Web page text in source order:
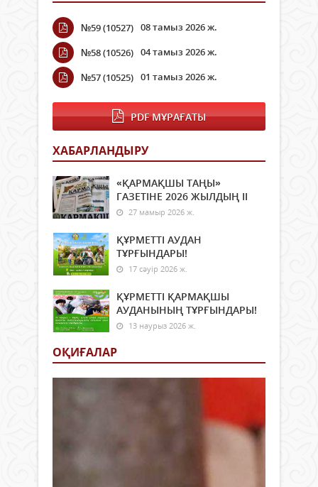
№59 (10527) 08 тамыз 2026 ж.
№58 (10526) 04 тамыз 2026 ж.
№57 (10525) 01 тамыз 2026 ж.
PDF МҰРАҒАТЫ
ХАБАРЛАНДЫРУ
«ҚАРМАҚШЫ ТАҢЫ»
ГАЗЕТІНЕ 2026 ЖЫЛДЫҢ ІI
27 мамыр 2026 ж.
ҚҰРМЕТТІ АУДАН
ТҰРҒЫНДАРЫ!
17 сәуір 2026 ж.
ҚҰРМЕТТІ ҚАРМАҚШЫ
АУДАНЫНЫҢ ТҰРҒЫНДАРЫ!
13 наурыз 2026 ж.
ОҚИҒАЛАР